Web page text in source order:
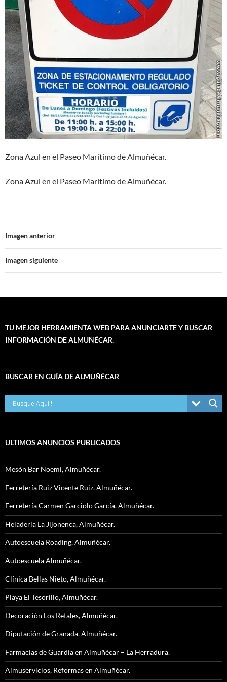
Zona Azul en el Paseo Marítimo de Almuñécar.
Zona Azul en el Paseo Marítimo de Almuñécar.
Imagen anterior
Imagen siguiente
TU MEJOR HERRAMIENTA WEB PARA ANUNCIARTE Y BUSCAR
INFORMACIÓN DE ALMUÑÉCAR.
BUSCAR EN GUÍA DE ALMUÑÉCAR
ULTIMOS ANUNCIOS PUBLICADOS
Mesón Bar Noemí, Almuñécar.
Ferretería Ruiz Vicente Ruiz, Almuñécar.
Ferretería Carmen Garciolo García, Almuñécar.
Heladería La Jijonenca, Almuñécar.
Autoescuela Roading, Almuñécar.
Autoescuela Almuñécar.
Clínica Bellas Nieto, Almuñécar.
Playa El Tesorillo, Almuñécar.
Decoración Los Retales, Almuñécar.
Diputación de Granada, Almuñécar.
Farmacias de Guardia en Almuñécar – La Herradura.
Almuservicios, Reformas en Almuñécar.